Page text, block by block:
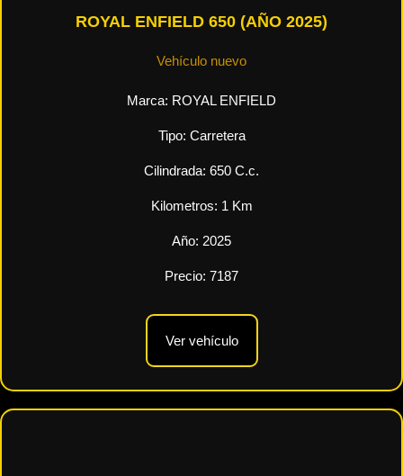
ROYAL ENFIELD 650 (AÑO 2025)
Vehículo nuevo
Marca: ROYAL ENFIELD
Tipo: Carretera
Cilindrada: 650 C.c.
Kilometros: 1 Km
Año: 2025
Precio: 7187
Ver vehículo